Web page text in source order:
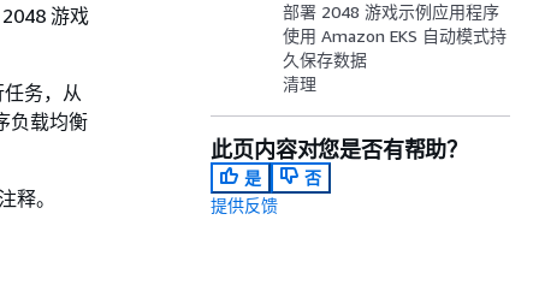
游戏
务，从
负载均衡
释。
部署 2048 游戏示例应用程序
使用 Amazon EKS 自动模式持
久保存数据
清理
此页内容对您是否有帮助？
是
否
提供反馈